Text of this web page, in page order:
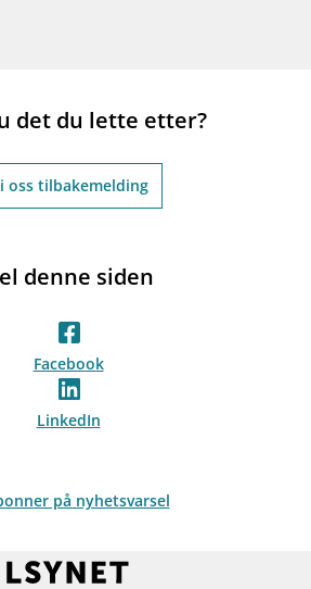
det du lette etter?
oss tilbakemelding
denne siden
Facebook
LinkedIn
på nyhetsvarsel